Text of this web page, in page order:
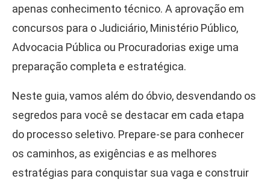
apenas conhecimento técnico. A aprovação em
concursos para o Judiciário, Ministério Público,
Advocacia Pública ou Procuradorias exige uma
preparação completa e estratégica.
Neste guia, vamos além do óbvio, desvendando os
segredos para você se destacar em cada etapa
do processo seletivo. Prepare-se para conhecer
os caminhos, as exigências e as melhores
estratégias para conquistar sua vaga e construir